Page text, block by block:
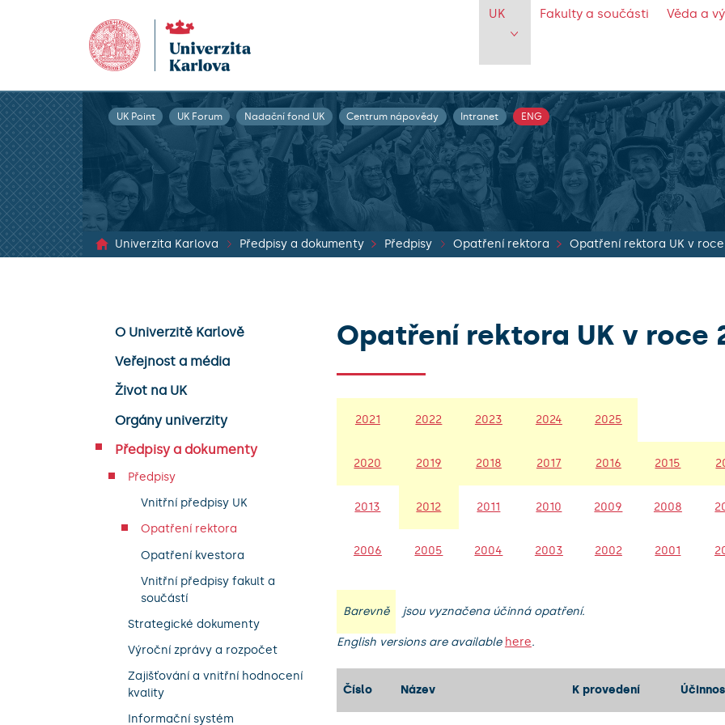
UK Fakulty a součásti Věda a
UK Point UK Forum Nadační fond UK Centrum nápovědy Intranet ENG
Univerzita Karlova Předpisy a dokumenty Předpisy Opatření rektora Opatření rektora UK v roce
O Univerzitě Karlově
Veřejnost a média
Život na UK
Orgány univerzity
Předpisy a dokumenty
Předpisy
Vnitřní předpisy UK
Opatření rektora
Opatření kvestora
Vnitřní předpisy fakult a
součástí
Strategické dokumenty
Výroční zprávy a rozpočet
Zajišťování a vnitřní hodnocení
kvality
Informační systém
Opatření rektora UK v roce
2021 2022 2023 2024 2025
2020 2019 2018 2017 2016 2015
2013 2012 2011 2010 2009 2008
2006 2005 2004 2003 2002 2001
Barevně jsou vyznačena účinná opatření.
English versions are available here.
Číslo Název K provedení